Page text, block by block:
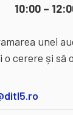
10:00 –
unei
o cerere și să